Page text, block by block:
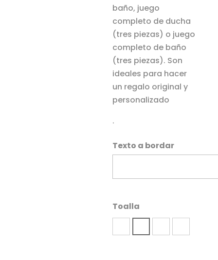
baño, juego
completo de ducha
(tres piezas) o juego
completo de baño
(tres piezas). Son
ideales para hacer
un regalo original y
personalizado
.
Texto a bordar
Toalla